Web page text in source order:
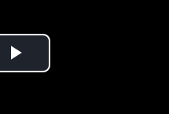
Play